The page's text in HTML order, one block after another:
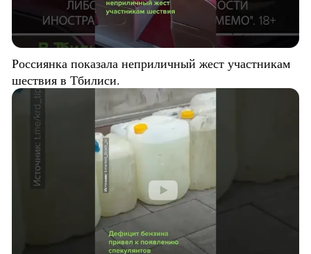
Россиянка показала неприличный жест участникам
шествия в Тбилиси.